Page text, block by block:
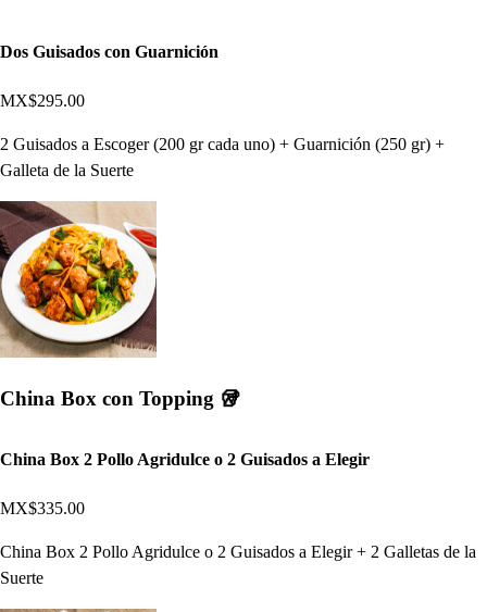
Dos Guisados con Guarnición
MX$295.00
2 Guisados a Escoger (200 gr cada uno) + Guarnición (250 gr) +
Galleta de la Suerte
China Box con Topping 🥡
China Box 2 Pollo Agridulce o 2 Guisados a Elegir
MX$335.00
China Box 2 Pollo Agridulce o 2 Guisados a Elegir + 2 Galletas de la
Suerte